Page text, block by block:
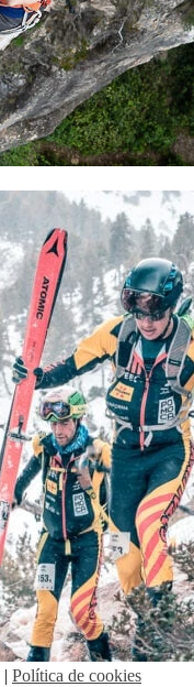
| Política de cookies